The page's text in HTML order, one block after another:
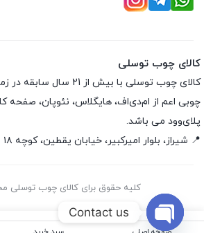
کالای چوب توسلی
کالای چوب توسلی با بیش از
چوبی اعم از ام‌دی‌اف، هایگلاس، نئوپان، صفحه
پلای‌وود می باشد.
📍 شیراز، بلوار امیرکبیر، خیابان یقطین، کوچه ۱۸
کلیه حقوق برای کالای چوب توسلی
Contact us